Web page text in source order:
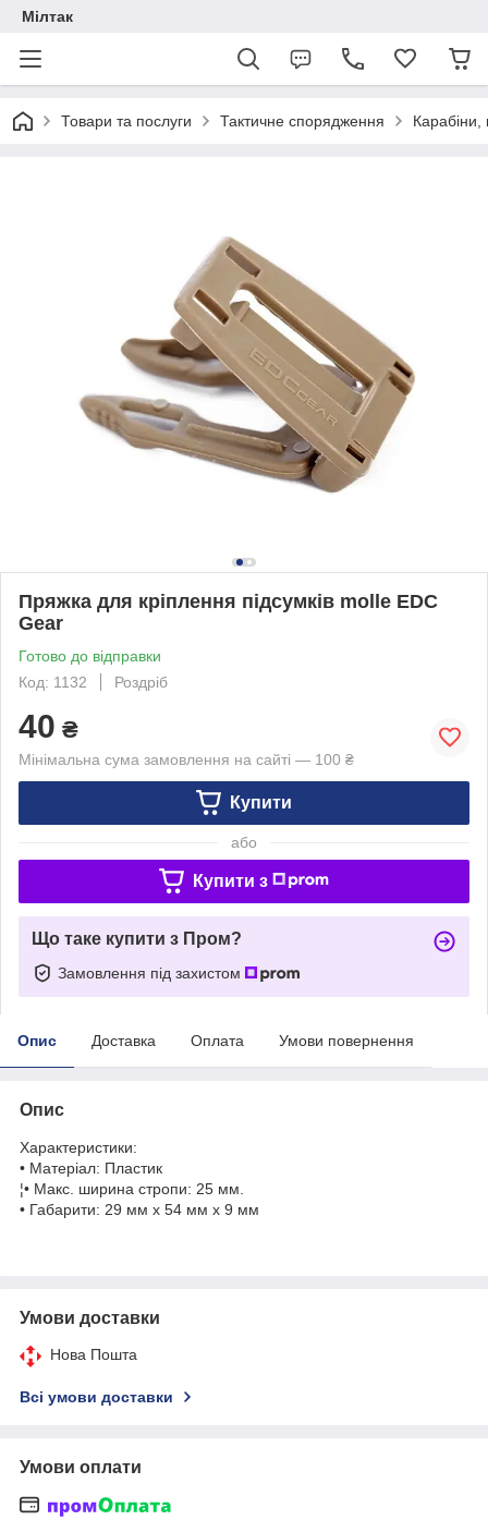
Мілтак
Товари та послуги Тактичне спорядження Карабіни,
Пряжка для кріплення підсумків molle EDC
Gear
Готово до відправки
Код: 1132
Роздріб
40 ₴
Мінімальна сума замовлення на сайті — 100 ₴
Купити
або
Купити з
Що таке купити з Пром?
Замовлення під захистом
Опис Доставка Оплата Умови повернення
Опис
Характеристики:
• Матеріал: Пластик
¦• Макс. ширина стропи: 25 мм.
• Габарити: 29 мм х 54 мм х 9 мм
Умови доставки
Нова Пошта
Всі умови доставки
Умови оплати